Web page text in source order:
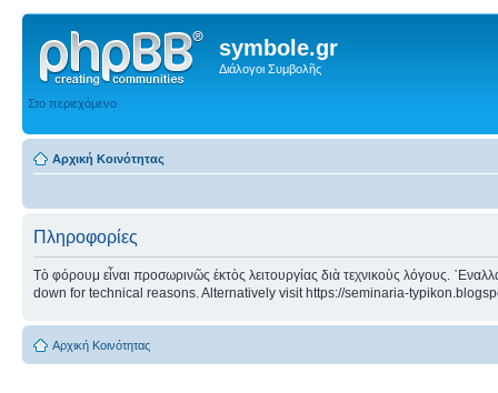
symbole.gr
Διάλογοι Συμβολῆς
Στο περιεχόμενο
Αρχική Κοινότητας
Πληροφορίες
Τὸ φόρουμ εἶναι προσωρινῶς ἐκτὸς λειτουργίας διὰ τεχνικοὺς λόγους.
down for technical reasons. Alternatively visit https://seminaria-
Αρχική Κοινότητας